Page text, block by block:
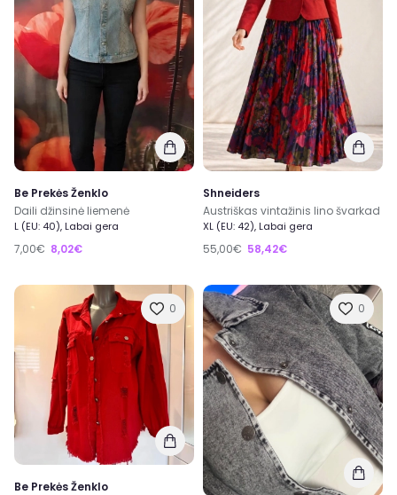
Be Prekės Ženklo
Daili džinsinė liemenė
L (EU: 40), Labai gera
7,00€ 8,02€
Shneiders
Austriškas vintažinis lino švarkad
XL (EU: 42), Labai gera
55,00€ 58,42€
0
Be Prekės Ženklo
0